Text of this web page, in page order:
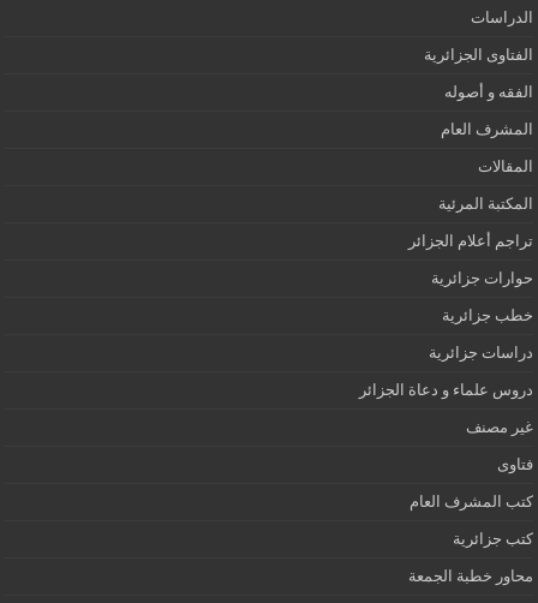
الدراسات
الفتاوى الجزائرية
الفقه و أصوله
المشرف العام
المقالات
المكتبة المرئية
تراجم أعلام الجزائر
حوارات جزائرية
خطب جزائرية
دراسات جزائرية
دروس علماء و دعاة الجزائر
غير مصنف
فتاوى
كتب المشرف العام
كتب جزائرية
محاور خطبة الجمعة